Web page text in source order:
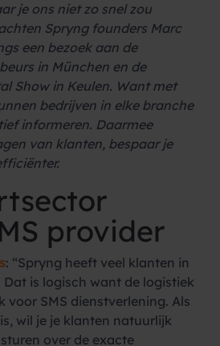
je ons niet zo snel zou
Spryng founders Marc
een bezoek aan de
in München en de
Show in Keulen. Want met
bedrijven in elke branche
informeren. Daarmee
van klanten, bespaar je
provider
: “Spryng heeft veel klanten in
is logisch want de logistiek
voor SMS dienstverlening. Als
wil je je klanten natuurlijk
over de exacte